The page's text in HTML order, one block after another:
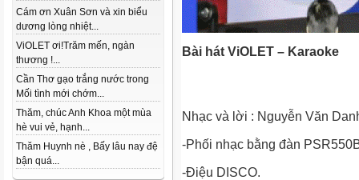
Cám ơn Xuân Sơn và xin biểu
dương lòng nhiệt...
ViOLET ơi!Trăm mến, ngàn
thương !...
Cần Thơ gạo trắng nước trong
Mối tình mới chớm...
Thăm, chúc Anh Khoa một mùa
hè vui vẻ, hạnh...
Thăm Huynh nè , Bấy lâu nay đệ
bận quá...
Bài hát ViOLET – Karaoke
Nhạc và lời : Nguyễn Văn
-Phối nhạc bằng đàn
-Điệu DISCO.